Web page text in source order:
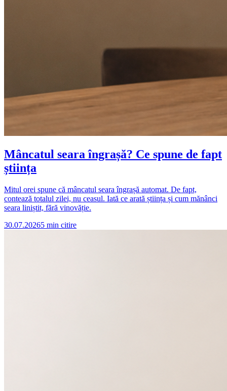
Mâncatul seara îngrașă? Ce spune de fapt
știința
Mitul orei spune că mâncatul seara îngrașă automat. De fapt,
contează totalul zilei, nu ceasul. Iată ce arată știința și cum mănânci
seara liniștit, fără vinovăție.
30.07.20265 min citire